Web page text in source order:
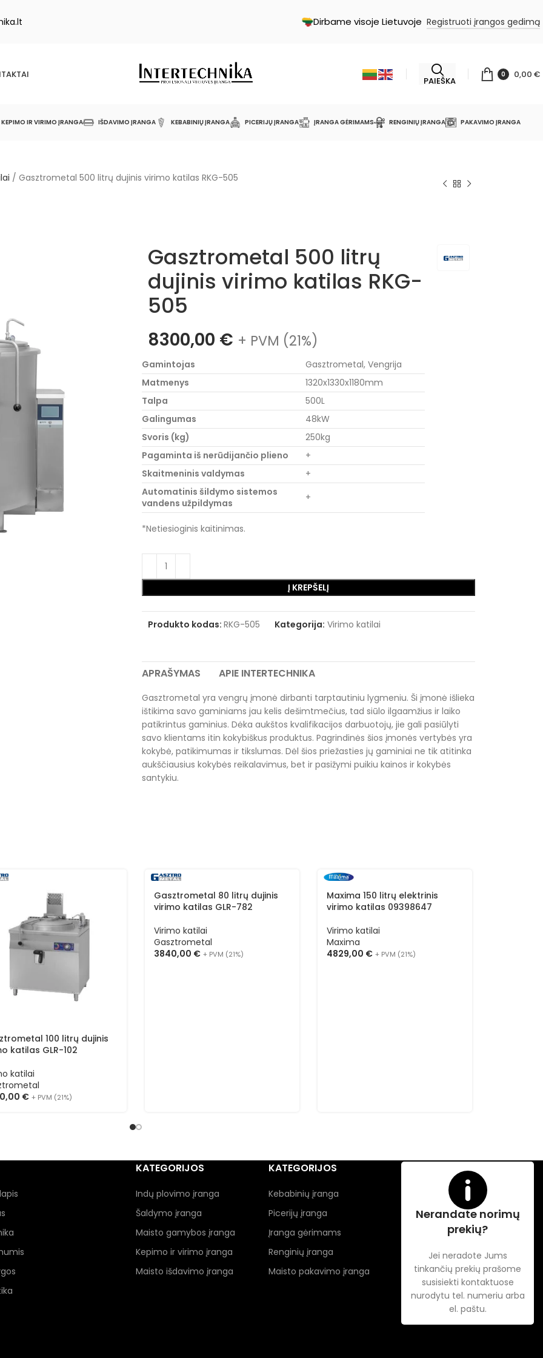
Dirbame visoje Lietuvoje Registruoti įrangos gedimą
PAIEŠKA
0 0,00 €
KEPIMO IR VIRIMO ĮRANGA IŠDAVIMO ĮRANGA KEBABINIŲ ĮRANGA PICERIJŲ ĮRANGA ĮRANGA GĖRIMAMS RENGINIŲ ĮRANGA PAKAVIMO ĮRANGA
/ Gasztrometal 500 litrų dujinis virimo katilas RKG-505
Gasztrometal 500 litrų
dujinis virimo katilas RKG-
505
8300,00 € + PVM (21%)
Gamintojas
Gasztrometal, Vengrija
Matmenys
1320x1330x1180mm
Talpa
500L
Galingumas
48kW
Svoris (kg)
250kg
Pagaminta iš nerūdijančio plieno
+
Skaitmeninis valdymas
+
Automatinis šildymo sistemos
vandens užpildymas
+
*Netiesioginis kaitinimas.
Į KREPŠELĮ
Produkto kodas: RKG-505 Kategorija: Virimo katilai
APRAŠYMAS APIE INTERTECHNIKA
Gasztrometal yra vengrų įmonė dirbanti tarptautiniu lygmeniu. Ši įmonė išlieka
ištikima savo gaminiams jau kelis dešimtmečius, tad siūlo ilgaamžius ir laiko
patikrintus gaminius. Dėka aukštos kvalifikacijos darbuotojų, jie gali pasiūlyti
savo klientams itin kokybiškus produktus. Pagrindinės šios įmonės vertybės yra
kokybė, patikimumas ir tikslumas. Dėl šios priežasties jų gaminiai ne tik atitinka
aukščiausius kokybės reikalavimus, bet ir pasižymi puikiu kainos ir kokybės
santykiu.
100 litrų dujinis
katilas GLR-102
katilai
€ + PVM (21%)
Gasztrometal 80 litrų dujinis
virimo katilas GLR-782
Virimo katilai
Gasztrometal
3840,00 € + PVM (21%)
Maxima 150 litrų elektrinis
virimo katilas 09398647
Virimo katilai
Maxima
4829,00 € + PVM (21%)
KATEGORIJOS
Indų plovimo įranga
Šaldymo įranga
Maisto gamybos įranga
Kepimo ir virimo įranga
Maisto išdavimo įranga
KATEGORIJOS
Kebabinių įranga
Picerijų įranga
Įranga gėrimams
Renginių įranga
Maisto pakavimo įranga
Nerandate norimų
prekių?
Jei neradote Jums
tinkančių prekių prašome
susisiekti kontaktuose
nurodytu tel. numeriu arba
el. paštu.